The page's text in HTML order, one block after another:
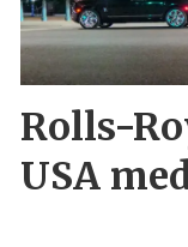
Rolls-
USA